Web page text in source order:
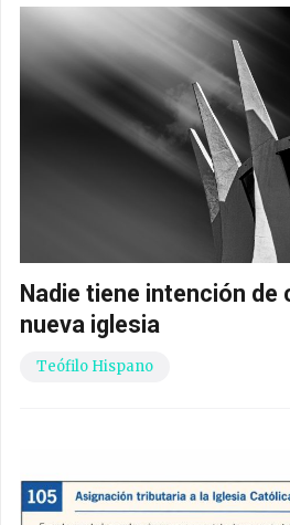
Nadie tiene intención de
nueva iglesia
Teófilo Hispano